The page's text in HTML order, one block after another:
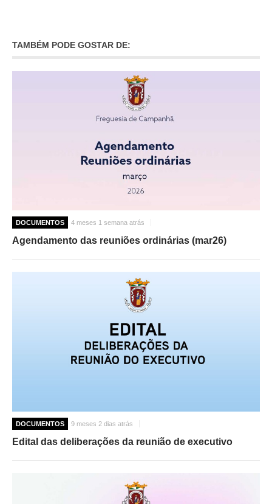
APOIO AOS DESEMPREGADOS
OFERTAS DE EMPREGO
TAMBÉM PODE GOSTAR DE:
DOCUMENTOS 4 meses 1 semana atrás
Agendamento das reuniões ordinárias (mar26)
DOCUMENTOS 9 meses 2 dias atrás
Edital das deliberações da reunião de executivo